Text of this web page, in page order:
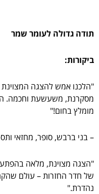
תודה גדולה לעומר שמר
ביקורות:
"הלכנו אמש להצגה המצוינת
מסקרנת, משעשעת וחכמה.
מומלץ בחום!"
– בני ברבש, סופר, מחזאי
"הצגה מצוינת, מלאה
של חדר החזרות – עולם
נהדרת."